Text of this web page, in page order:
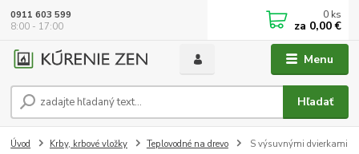
Menu
Hľadať
0911 603 599
8:00 - 17:00
0 ks
za 0,00 €
Úvod Krby, krbové vložky Teplovodné na drevo S výsuvnými dvierkami